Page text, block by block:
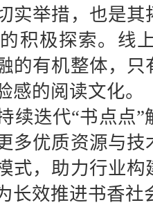
实举措，也是
积极探索。线
的有机整体，
感的阅读文化。
续迭代“书点点
多优质资源与
式，助力行业
长效推进书香社